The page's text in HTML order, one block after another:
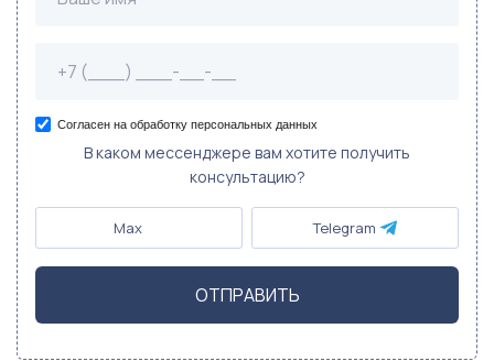
Согласен на обработку персональных данных
В каком мессенджере вам хотите получить
консультацию?
Max Telegram
ОТПРАВИТЬ